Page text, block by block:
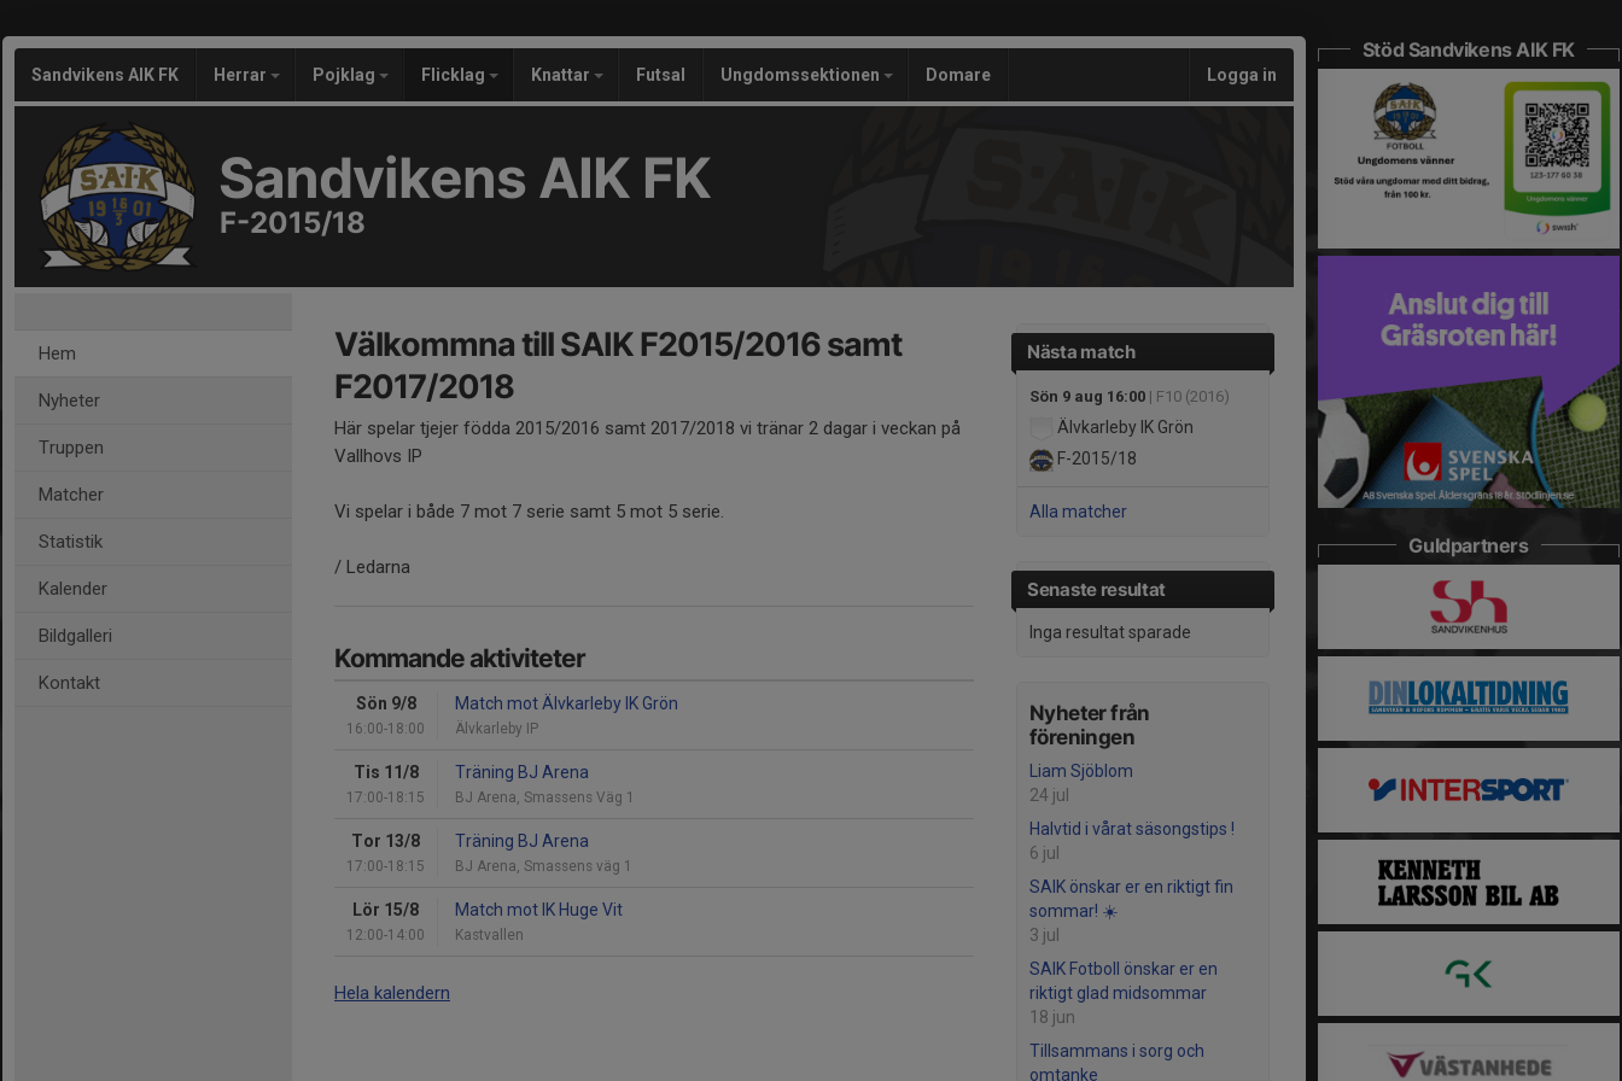
Sandvikens AIK FK Herrar Pojklag Flicklag Knattar Futsal Ungdomssektionen Domare Logga in
Sandvikens AIK FK
F-2015/18
Hem
Nyheter
Truppen
Matcher
Statistik
Kalender
Bildgalleri
Kontakt
Nästa match
Sön 9 aug 16:00 | F10 (2016)
Älvkarleby IK Grön
F-2015/18
Alla matcher
Senaste resultat
Inga resultat sparade
Nyheter från
föreningen
Liam Sjöblom
24 jul
Halvtid i vårat säsongstips !
6 jul
SAIK önskar er en riktigt fin
sommar! ☀️
3 jul
SAIK Fotboll önskar er en
riktigt glad midsommar
18 jun
Tillsammans i sorg och
omtanke
Välkommna till SAIK F2015/2016 samt
F2017/2018
Här spelar tjejer födda 2015/2016 samt 2017/2018 vi tränar 2 dagar i veckan på
Vallhovs IP
Vi spelar i både 7 mot 7 serie samt 5 mot 5 serie.
/ Ledarna
Kommande aktiviteter
Sön 9/8
16:00-18:00
Match mot Älvkarleby IK Grön
Älvkarleby IP
Tis 11/8
17:00-18:15
Träning BJ Arena
BJ Arena, Smassens Väg 1
Tor 13/8
17:00-18:15
Träning BJ Arena
BJ Arena, Smassens väg 1
Lör 15/8
12:00-14:00
Match mot IK Huge Vit
Kastvallen
Hela kalendern
Stöd Sandvikens AIK FK
Guldpartners